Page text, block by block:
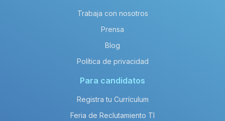
Trabaja con nosotros
Prensa
Blog
Política de privacidad
Para candidatos
Registra tu Currículum
Feria de Reclutamiento TI